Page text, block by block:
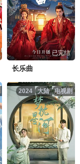
已完结
长乐曲
电视剧
大陆
2024